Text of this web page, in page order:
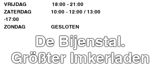
VRIJDAG 18:00 - 21:00
ZATERDAG 10:00 - 12:00 / 13:00
-17:00
ZONDAG GESLOTEN
De Bijenstal.
Größter Imkerladen